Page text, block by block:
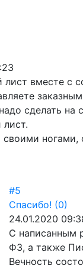
лист вместе с
сделать
лист.
ногами,
#5
Спасибо! (0)
24.01.2020
С написанным
ФЗ, а также
Вечность